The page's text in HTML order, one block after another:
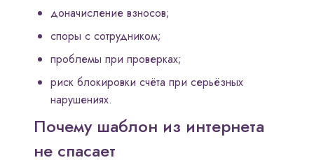
доначисление взносов;
споры с сотрудником;
проблемы при проверках;
риск блокировки счёта при серьёзных
нарушениях.
Почему шаблон из интернета
не спасает